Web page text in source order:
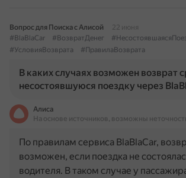
Вопрос для Поиска с Алисой
22 июня
#BlaBlaCar
#ВозвратДенег
#УсловияВозврата
#ПравилаВозврата
В каких случаях возможен возврат
несостоявшуюся поездку через
Алиса
На основе источников, возможны
По правилам сервиса BlaBlaCar,
возможен, если поездка не
водителя. В таком случае у